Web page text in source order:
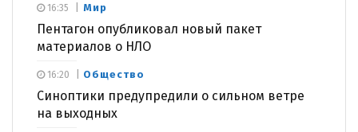
Мир
Пентагон опубликовал новый пакет
материалов о НЛО
16:35
Общество
Синоптики предупредили о сильном ветре
на выходных
16:20